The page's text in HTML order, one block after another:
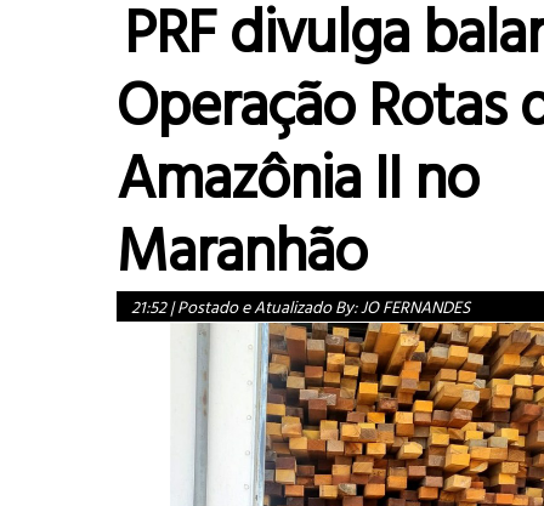
PRF divulga
Operação Rotas
Amazônia II no
Maranhão
21:52|Postado e Atualizado By:JO FERNANDES